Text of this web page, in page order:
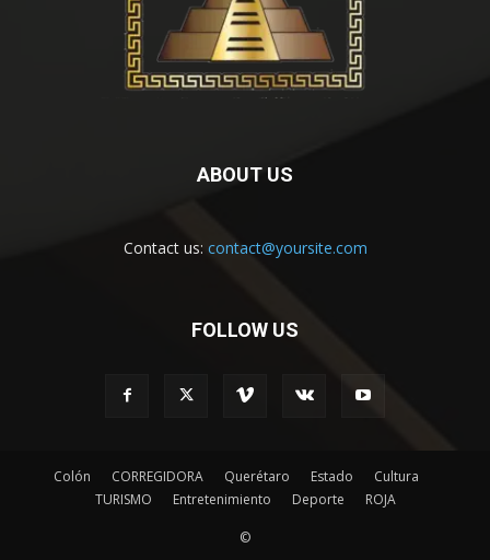
ABOUT US
Contact us: contact@yoursite.com
FOLLOW US
Colón CORREGIDORA Querétaro Estado
Cultura
TURISMO
Entretenimiento Deporte ROJA
©